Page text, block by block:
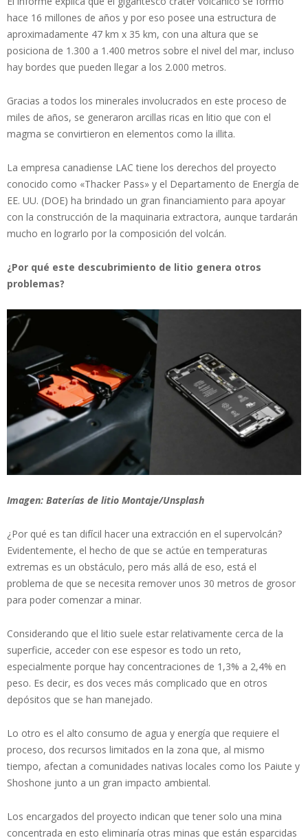
hace 16 millones de años y por eso posee una estructura de
aproximadamente 47 km x 35 km, con una altura que se
posiciona de 1.300 a 1.400 metros sobre el nivel del mar, incluso
hay bordes que pueden llegar a los 2.000 metros.
Gracias a todos los minerales involucrados en este proceso de
miles de años, se generaron arcillas ricas en litio que con el
magma se convirtieron en elementos como la illita.
La empresa canadiense LAC tiene los derechos del proyecto
conocido como «Thacker Pass» y el Departamento de Energía de
EE. UU. (DOE) ha brindado un gran financiamiento para apoyar
con la construcción de la maquinaria extractora, aunque tardarán
mucho en lograrlo por la composición del volcán.
¿Por qué este descubrimiento de litio genera otros
problemas?
Imagen: Baterías de litio Montaje/Unsplash
¿Por qué es tan difícil hacer una extracción en el supervolcán?
Evidentemente, el hecho de que se actúe en temperaturas
extremas es un obstáculo, pero más allá de eso, está el
problema de que se necesita remover unos 30 metros de grosor
para poder comenzar a minar.
Considerando que el litio suele estar relativamente cerca de la
superficie, acceder con ese espesor es todo un reto,
especialmente porque hay concentraciones de 1,3% a 2,4% en
peso. Es decir, es dos veces más complicado que en otros
depósitos que se han manejado.
Lo otro es el alto consumo de agua y energía que requiere el
proceso, dos recursos limitados en la zona que, al mismo
tiempo, afectan a comunidades nativas locales como los Paiute y
Shoshone junto a un gran impacto ambiental.
Los encargados del proyecto indican que tener solo una mina
concentrada en esto eliminaría otras minas que están esparcidas